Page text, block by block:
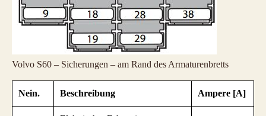
Volvo S60 – Sicherungen – am Rand des Armaturenbretts
Nein. Beschreibung Ampere [A]